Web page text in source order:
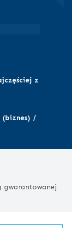
z
(biznes) /
gwarantowanej